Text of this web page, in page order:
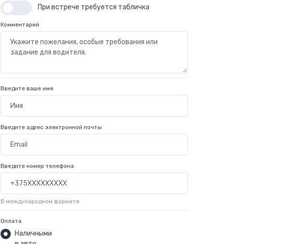
При встрече требуется табличка
Комментарий
Введите ваше имя
Введите адрес электронной почты
Введите номер телефона
В международном формате
Оплата
Наличными